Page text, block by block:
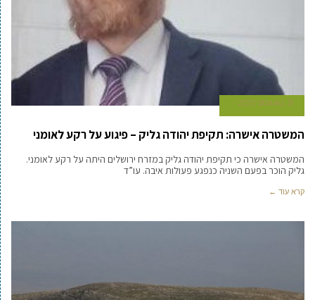
31 באוגוסט 2020
המשטרה אישרה: תקיפת יהודה גליק – פיגוע על רקע לאומני
המשטרה אישרה כי תקיפת יהודה גליק במזרח ירושלים היתה על רקע לאומני.
גליק הוכר בפעם השניה כנפגע פעולות איבה. עו”ד
קרא עוד ←